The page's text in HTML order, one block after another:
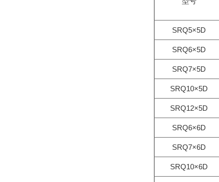
SRQ5×5D
SRQ6×5D
SRQ7×5D
SRQ10×5D
SRQ12×5D
SRQ6×6D
SRQ7×6D
SRQ10×6D